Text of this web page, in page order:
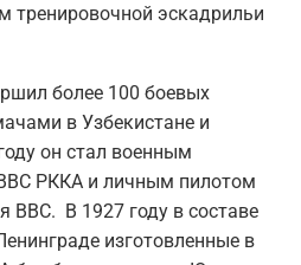
тренировочной эскадрильи
более 100 боевых
в Узбекистане и
он стал военным
РККА и личным пилотом
ВВС. В 1927 году в составе
изготовленные в